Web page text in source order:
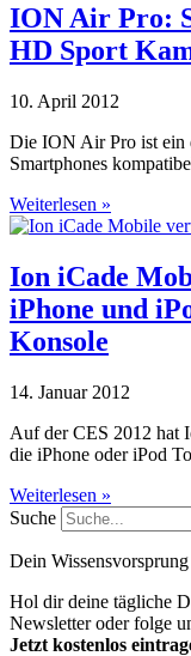
ION Air Pro:
HD Sport
10. April 2012
Die ION Air Pro ist ein
Smartphones
Weiterlesen »
Ion iCade
iPhone und
Konsole
14. Januar 2012
Auf der CES 2012 hat
die iPhone oder iPod
Weiterlesen »
Suche
Dein Wissensvorsprung
Hol dir deine tägliche
Newsletter oder folge
Jetzt kostenlos